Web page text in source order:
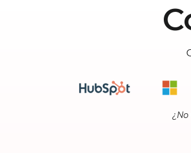
¿No